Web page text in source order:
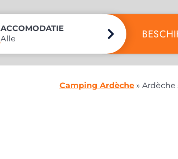
ACCOMODATIE
Camping Ardèche» Ardèche